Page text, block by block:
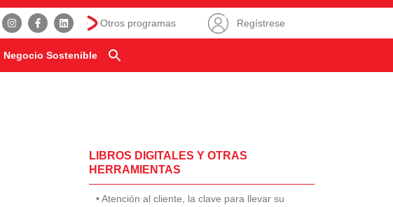
Otros programas Regístrese
Negocio Sostenible
LIBROS DIGITALES Y OTRAS
HERRAMIENTAS
• Atención al cliente, la clave para llevar su